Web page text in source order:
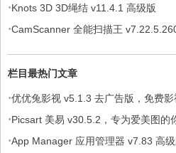
·Knots 3D 3D绳结 v11.4.1 高级版
·CamScanner 全能扫描王
栏目最热门文章
·优优兔影视 v5.1.3 去广告版，免费影
·Picsart 美易 v30.5.2，专为爱美图的
·App Manager 应用管理器 v7.83 高